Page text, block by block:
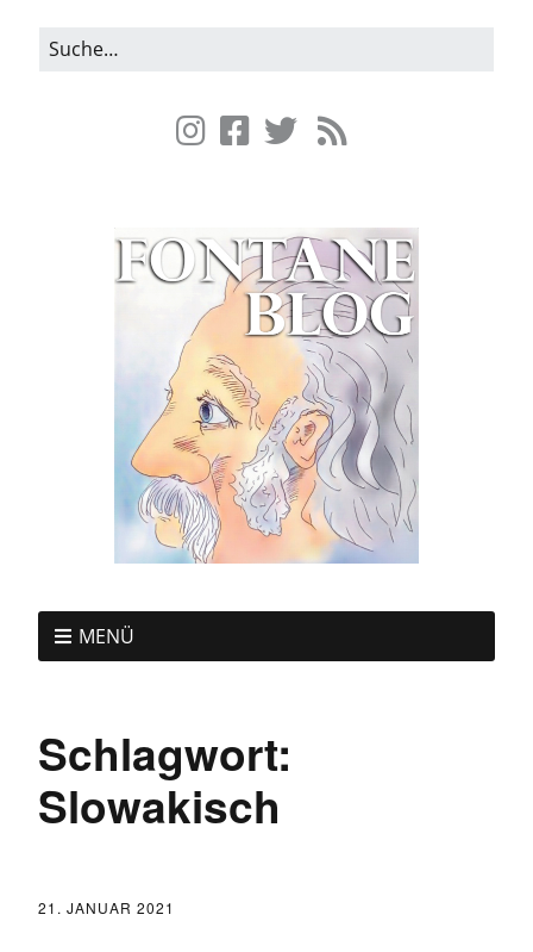
MENÜ
Schlagwort:
Slowakisch
21. JANUAR 2021